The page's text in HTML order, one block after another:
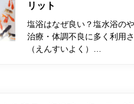
リット
塩浴はなぜ良い？塩水浴の
治療・体調不良に多く利用
（えんすいよく）…